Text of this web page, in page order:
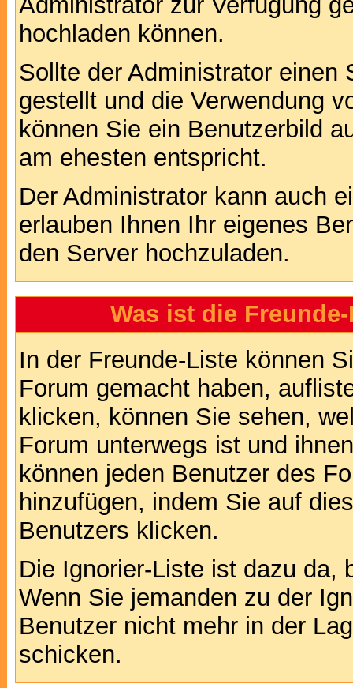
hochladen können.
Sollte der Administrator einen
gestellt und die Verwendung
können Sie ein Benutzerbild
am ehesten entspricht.
Der Administrator kann auch
erlauben Ihnen Ihr eigenes
den Server hochzuladen.
Was ist die
In der Freunde-Liste können
Forum gemacht haben,
klicken, können Sie sehen,
Forum unterwegs ist und
können jeden Benutzer des
hinzufügen, indem Sie auf
Benutzers klicken.
Die Ignorier-Liste ist dazu da,
Wenn Sie jemanden zu der
Benutzer nicht mehr in der
schicken.